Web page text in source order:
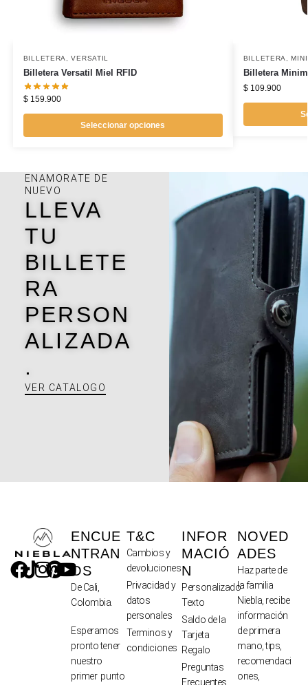
BILLETERA ,VERSATIL
Billetera Versatil Miel RFID
$159.900
Seleccionar opciones
BILLETERA ,
Billetera
$109.900
ENAMORATE DE
NUEVO
LLEVA
TU
BILLETE
RA
PERSON
ALIZADA
.
VER CATALOGO
ENCUE
NTRAN
OS
De Cali,
Colombia.
Esperamos
pronto tener
nuestro
primer punto
T&C
Cambios y
devoluciones
Privacidad y
datos
personales
Terminos y
condiciones
INFOR
MACIÓ
N
Personalizado
Texto
Saldo de la
Tarjeta
Regalo
Preguntas
Frecuentes
NOVED
ADES
Haz parte de
la familia
Niebla, recibe
información
de primera
mano, tips,
recomendaci
ones,